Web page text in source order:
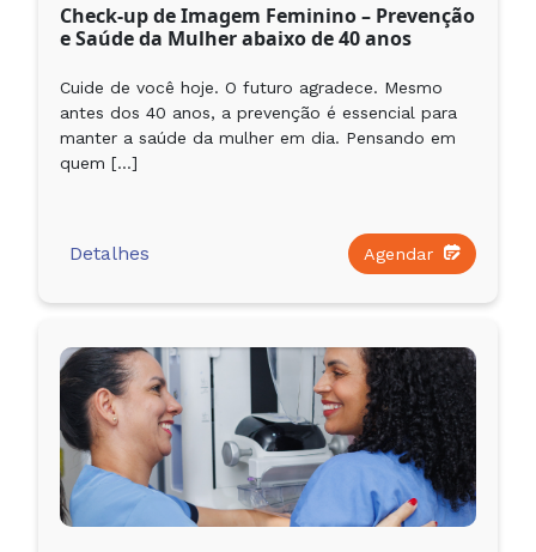
Check-up de Imagem Feminino – Prevenção
e Saúde da Mulher abaixo de 40 anos
Cuide de você hoje. O futuro agradece. Mesmo
antes dos 40 anos, a prevenção é essencial para
manter a saúde da mulher em dia. Pensando em
quem […]
Detalhes Agendar